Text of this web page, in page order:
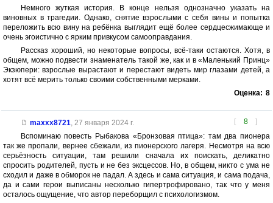
Немного жуткая история. В конце нельзя однозначно указать на
виновных в трагедии. Однако, снятие взрослыми с себя вины и попытка
переложить всю вину на ребёнка выглядит ещё более сердцесжимающе и
очень эгоистично с ярким привкусом самооправдания.
Рассказ хороший, но некоторые вопросы, всё-таки остаются. Хотя, в
общем, можно подвести знаменатель такой же, как и в «Маленький Принц»
Экзюпери: взрослые вырастают и перестают видеть мир глазами детей, а
хотят всё мерить только своими собственными мерками.
Оценка: 8
[ 8 ]
maxxx8721, 27 января 2024 г.
Вспоминаю повесть Рыбакова «Бронзовая птица»: там два пионера
так же пропали, вернее сбежали, из пионерского лагеря. Несмотря на всю
серьёзность ситуации, там решили сначала их поискать, деликатно
спросить родителей, пусть и не без эксцессов. Но, в общем, никто с ума не
сходил и даже в обморок не падал. А здесь и сама ситуация, и сама подача,
да и сами герои выписаны несколько гипертрофировано, так что у меня
осталось ощущение, что автор переборщил с психологизмом.